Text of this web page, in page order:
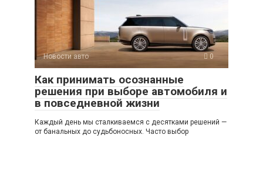
Новости авто 0
Как принимать осознанные
решения при выборе автомобиля и
в повседневной жизни
Каждый день мы сталкиваемся с десятками решений —
от банальных до судьбоносных. Часто выбор